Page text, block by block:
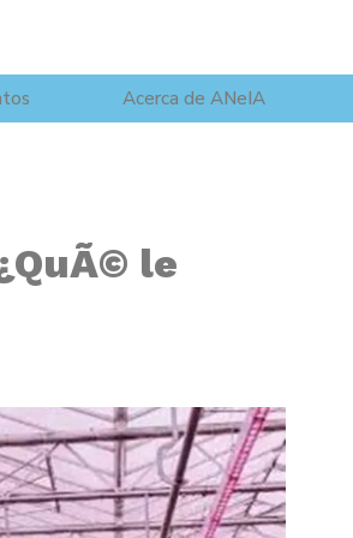
Acerca de ANeIA
le